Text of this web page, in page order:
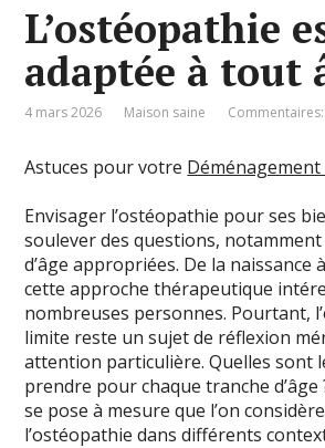
L’ostéopathie
adaptée à tout
4 mars 2026 Maison saine
Astuces pour votre Déménagement
Envisager l’ostéopathie pour ses
soulever des questions,
d’âge appropriées. De la naissance
cette approche thérapeutique
nombreuses personnes. Pourtant,
limite reste un sujet de réflexion
attention particulière. Quelles sont
prendre pour chaque tranche d’âge
se pose à mesure que l’on
l’ostéopathie dans différents